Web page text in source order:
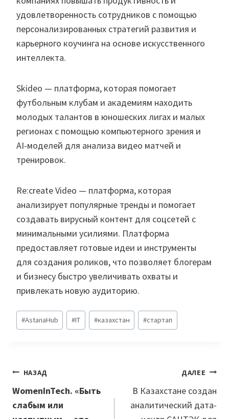
удовлетворенность сотрудников с помощью
персонализированных стратегий развития и
карьерного коучинга на основе искусственного
интеллекта.
Skideo — платформа, которая помогает
футбольным клубам и академиям находить
молодых талантов в юношеских лигах и малых
регионах с помощью компьютерного зрения и
AI-моделей для анализа видео матчей и
тренировок.
Re:create Video — платформа, которая
анализирует популярные тренды и помогает
создавать вирусный контент для соцсетей с
минимальными усилиями. Платформа
предоставляет готовые идеи и инструменты
для создания роликов, что позволяет блогерам
и бизнесу быстро увеличивать охваты и
привлекать новую аудиторию.
Метки
записи:
#AstanaHub #IT #казахстан #стартап
Навигация
по
записям
НАЗАД
WomenInTech. «Быть
слабым или
ДАЛЕЕ
В Казахстане создан
аналитический дата-